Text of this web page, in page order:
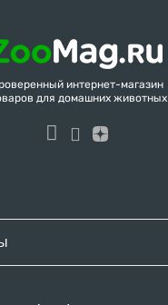
интернет-магазин
для домашних животных